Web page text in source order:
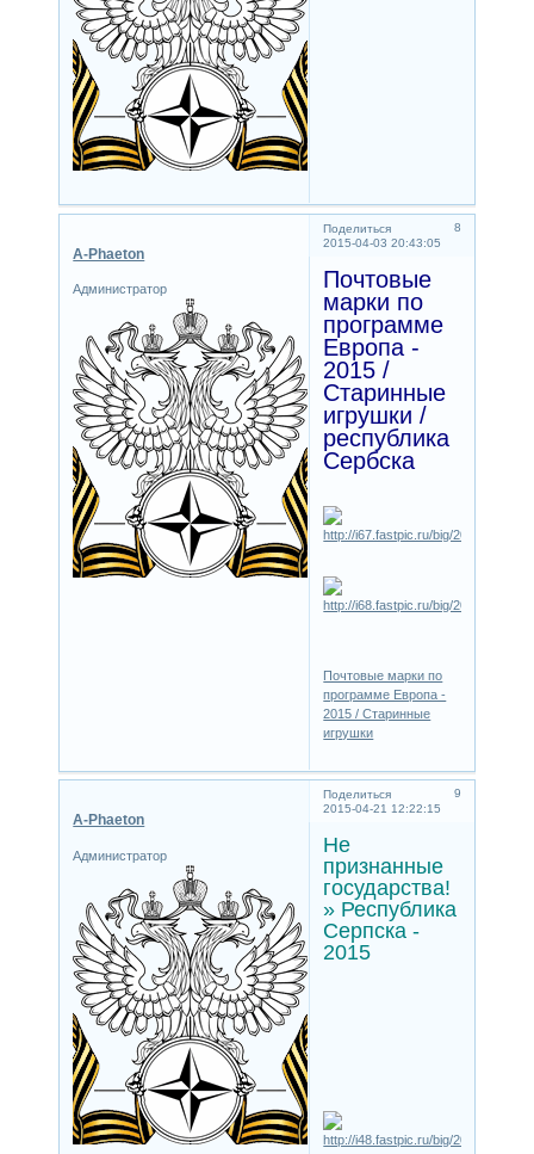
Поделиться
8
2015-04-03 20:43:05
A-Phaeton
Администратор
Почтовые
марки по
программе
Европа -
2015 /
Старинные
игрушки /
республика
Сербска
Почтовые марки по
программе Европа -
2015 / Старинные
игрушки
Поделиться
9
2015-04-21 12:22:15
A-Phaeton
Администратор
Не
признанные
государства!
» Республика
Серпска -
2015